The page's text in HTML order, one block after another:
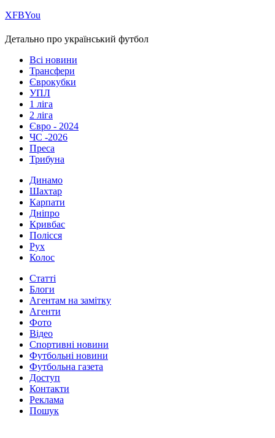
ХFBYou
Детально про український футбол
Всі новини
Трансфери
Єврокубки
УПЛ
1 ліга
2 ліга
Євро - 2024
ЧС -2026
Преса
Трибуна
Динамо
Шахтар
Карпати
Дніпро
Кривбас
Полісся
Рух
Колос
Статті
Блоги
Агентам на замітку
Агенти
Фото
Відео
Спортивні новини
Футбольні новини
Футбольна газета
Доступ
Контакти
Реклама
Пошук